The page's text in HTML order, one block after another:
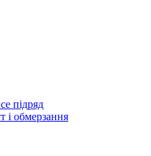
підряд
і обмерзання